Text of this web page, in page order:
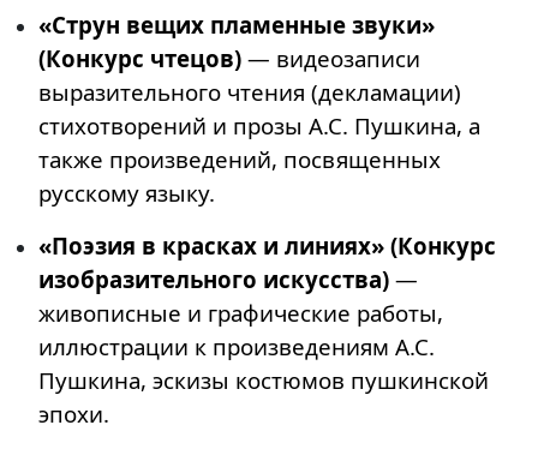
«Струн вещих пламенные звуки»
(Конкурс чтецов) — видеозаписи
выразительного чтения (декламации)
стихотворений и прозы А.С. Пушкина, а
также произведений, посвященных
русскому языку.
«Поэзия в красках и линиях» (Конкурс
изобразительного искусства) —
живописные и графические работы,
иллюстрации к произведениям А.С.
Пушкина, эскизы костюмов пушкинской
эпохи.